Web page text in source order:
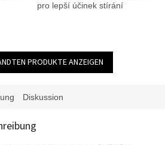
pro lepší účinek stírání
PRODUKTE ANZEIGEN
Diskussion